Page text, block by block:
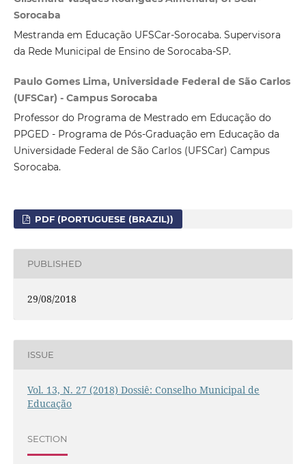
Sorocaba
Mestranda em Educação UFSCar-Sorocaba. Supervisora
da Rede Municipal de Ensino de Sorocaba-SP.
Paulo Gomes Lima, Universidade Federal de São Carlos
(UFSCar) - Campus Sorocaba
Professor do Programa de Mestrado em Educação do
PPGED - Programa de Pós-Graduação em Educação da
Universidade Federal de São Carlos (UFSCar) Campus
Sorocaba.
PDF (PORTUGUESE (BRAZIL))
PUBLISHED
29/08/2018
ISSUE
Vol. 13, N. 27 (2018) Dossiê: Conselho Municipal de
Educação
SECTION